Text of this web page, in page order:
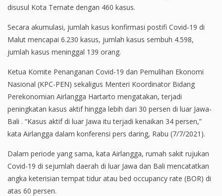
disusul Kota Ternate dengan 460 kasus.
Secara akumulasi, jumlah kasus konfirmasi postifi Covid-19 di
Malut mencapai 6.230 kasus, jumlah kasus sembuh 4.598,
jumlah kasus meninggal 139 orang.
Ketua Komite Penanganan Covid-19 dan Pemulihan Ekonomi
Nasional (KPC-PEN) sekaligus Menteri Koordinator Bidang
Perekonomian Airlangga Hartarto mengatakan, terjadi
peningkatan kasus aktif hingga lebih dari 30 persen di luar Jawa-
Bali . “Kasus aktif di luar Jawa itu terjadi kenaikan 34 persen,”
kata Airlangga dalam konferensi pers daring, Rabu (7/7/2021).
Dalam periode yang sama, kata Airlangga, rumah sakit rujukan
Covid-19 di sejumlah daerah di luar Jawa dan Bali mencatatkan
angka keterisian tempat tidur atau bed occupancy rate (BOR) di
atas 60 persen.